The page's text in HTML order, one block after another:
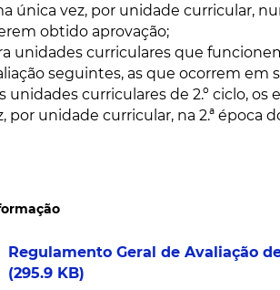
única vez, por unidade curricular,
obtido aprovação;
unidades curriculares que
seguintes, as que ocorrem
unidades curriculares de 2.º ciclo,
por unidade curricular, na 2.ª
Regulamento Geral de Avaliação
(295.9 KB)